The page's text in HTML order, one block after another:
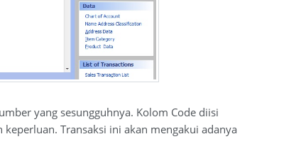
yang sesungguhnya. Kolom Code diisi
Transaksi ini akan mengakui adanya